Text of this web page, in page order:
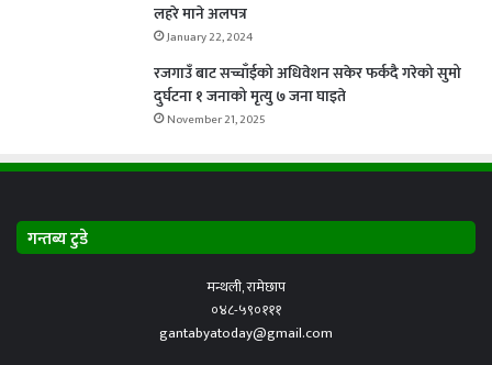
लहरे माने अलपत्र
January 22, 2024
रजगाउँ बाट सच्चाँईको अधिवेशन सकेर फर्कदै गरेको सुमो
दुर्घटना १ जनाको मृत्यु ७ जना घाइते
November 21, 2025
गन्तब्य टुडे
मन्थली, रामेछाप
०४८-५९०१११
gantabyatoday@gmail.com